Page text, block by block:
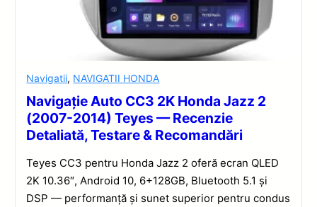
Navigatii, NAVIGATII HONDA
Navigație Auto CC3 2K Honda Jazz 2
(2007-2014) Teyes — Recenzie
Detaliată, Testare & Recomandări
Teyes CC3 pentru Honda Jazz 2 oferă ecran QLED
2K 10.36″, Android 10, 6+128GB, Bluetooth 5.1 și
DSP — performanță și sunet superior pentru condus